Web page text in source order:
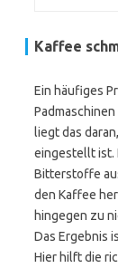
Kaffee
Ein häufiges
liegt das
eingestellt ist.
Bitterstoffe
den Kaffee
hingegen zu
Das Ergebnis
Hier hilft die